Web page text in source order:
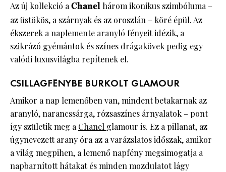
Az új kollekció aChanel három ikonikus szimbóluma –
az üstökös, a szárnyak és az oroszlán – köré épül. Az
ékszerek a naplemente aranyló fényeit idézik, a
szikrázó gyémántok és színes drágakövek pedig egy
valódi luxusvilágba repítenek el.
CSILLAGFÉNYBE BURKOLT GLAMOUR
Amikor a nap lemenőben van, mindent betakarnak az
aranyló, narancssárga, rózsaszínes árnyalatok – pont
így születik meg aChanel glamour is. Ez a pillanat, az
úgynevezett arany óra az a varázslatos időszak, amikor
a világ megpihen, a lemenő napfény megsimogatja a
napbarnított hátakat és minden mozdulatot lágy